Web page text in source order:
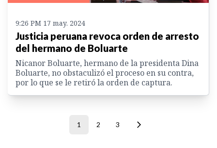
9:26 PM 17 may. 2024
Justicia peruana revoca orden de arresto
del hermano de Boluarte
Nicanor Boluarte, hermano de la presidenta Dina
Boluarte, no obstaculizó el proceso en su contra,
por lo que se le retiró la orden de captura.
1 2 3